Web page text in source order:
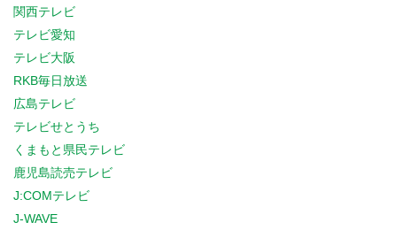
関西テレビ
テレビ愛知
テレビ大阪
RKB毎日放送
広島テレビ
テレビせとうち
くまもと県民テレビ
鹿児島読売テレビ
J:COMテレビ
J-WAVE